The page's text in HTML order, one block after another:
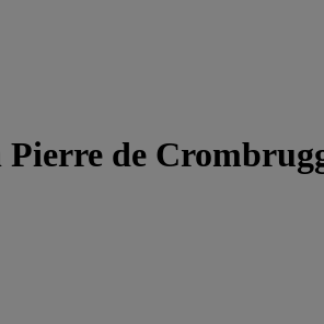
de